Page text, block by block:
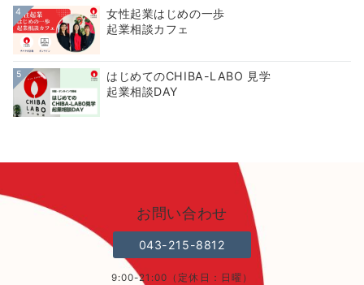
4
女性起業はじめの一歩
起業相談カフェ
5
はじめてのCHIBA-LABO 見学
起業相談DAY
お問い合わせ
043-215-8812
9:00-21:00（定休日：日曜）